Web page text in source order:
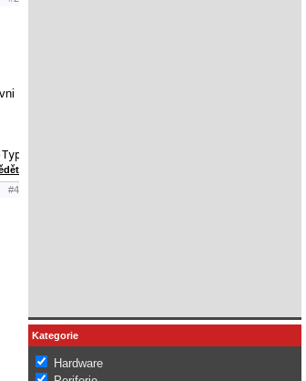
DWord
#4
Kategorie
Hardware